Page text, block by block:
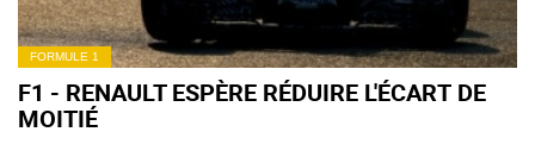
FORMULE 1
F1 - RENAULT ESPÈRE RÉDUIRE L'ÉCART DE
MOITIÉ